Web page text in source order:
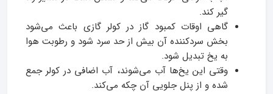
گیر کند.
گاهی اوقات کمبود گاز در کولر گازی باعث می‌شود
بخش سردکننده آن بیش از حد سرد شود و رطوبت هوا
به یخ تبدیل شود.
وقتی این یخ‌ها آب می‌شوند، آب اضافی در کولر جمع
شده و از پنل جلویی آن چکه می‌کند.